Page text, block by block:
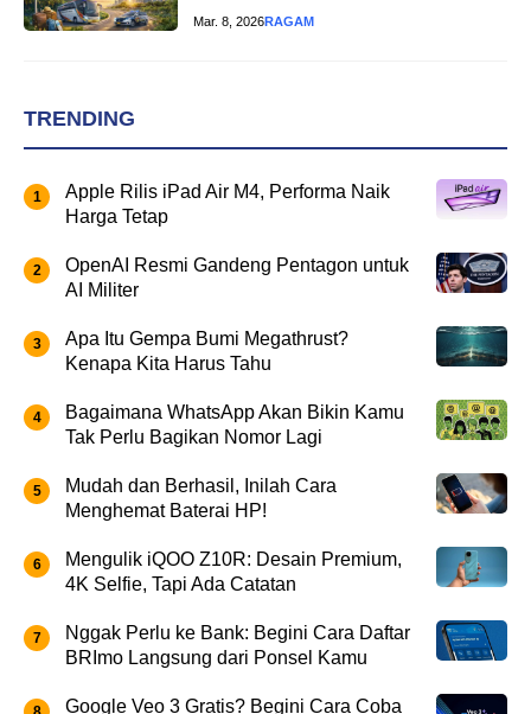
Mar. 8, 2026RAGAM
TRENDING
Apple Rilis iPad Air M4, Performa Naik
Harga Tetap
OpenAI Resmi Gandeng Pentagon untuk
AI Militer
Apa Itu Gempa Bumi Megathrust?
Kenapa Kita Harus Tahu
Bagaimana WhatsApp Akan Bikin Kamu
Tak Perlu Bagikan Nomor Lagi
Mudah dan Berhasil, Inilah Cara
Menghemat Baterai HP!
Mengulik iQOO Z10R: Desain Premium,
4K Selfie, Tapi Ada Catatan
Nggak Perlu ke Bank: Begini Cara Daftar
BRImo Langsung dari Ponsel Kamu
Google Veo 3 Gratis? Begini Cara Coba